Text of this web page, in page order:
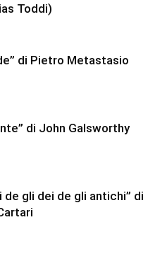
Toddi)
di Pietro Metastasio
di John Galsworthy
de gli dei de gli antichi” di